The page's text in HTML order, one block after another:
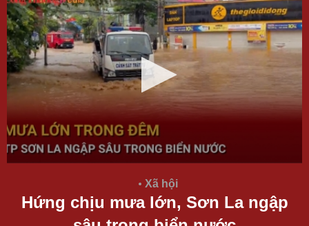
Xã hội
Hứng chịu mưa lớn, Sơn La ngập